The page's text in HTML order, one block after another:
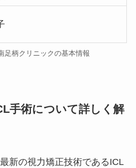
足柄クリニックの基本情報
手術について詳しく解
新の視力矯正技術であるICL